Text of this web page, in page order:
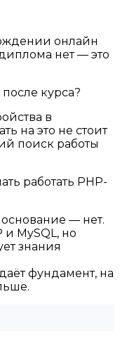
онлайн
нет — это
курса?
в
на это не стоит
поиск работы
работать PHP-
основание — нет.
MySQL, но
знания
фундамент, на